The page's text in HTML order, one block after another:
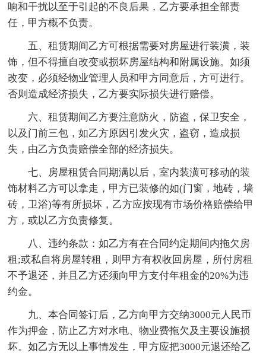
响和干扰以至于引起的不良后果，乙方要承担全部责
任，甲方概不负责。
五、租赁期间乙方可根据需要对房屋进行装潢，装
饰，但不得擅自改变或损坏房屋结构和附属设施。如须
改变，必须经物业管理人员和甲方同意后，方可进行。
否则造成经济损失，乙方要实际损失进行赔偿。
六、租赁期间乙方要注意防火，防盗，保卫安全，
以及门前三包，如乙方原因引发火灾，盗窃，造成损
失，由乙方负责赔偿全部的经济损失。
七、房屋租赁合同期满以后，室内装潢可移动的装
饰材料乙方可以拿走，甲方已装修的如(门窗，地砖，墙
砖，卫浴)等有所损坏，乙方应按现有市场价格赔偿给甲
方，或以乙方负责修复。
八、违约条款：如乙方有在合同约定期间内拖欠房
租;或私自将房屋转租，则甲方有权收回房屋，所付房租
不予退还，并且乙方还须向甲方支付年租金的20%为违
约金。
九、本合同签订后，乙方向甲方交纳3000元人民币
作为押金，防止乙方对水电、物业费拖欠及主要设施损
坏。如乙方无以上事情发生，甲方应把3000元退还给乙